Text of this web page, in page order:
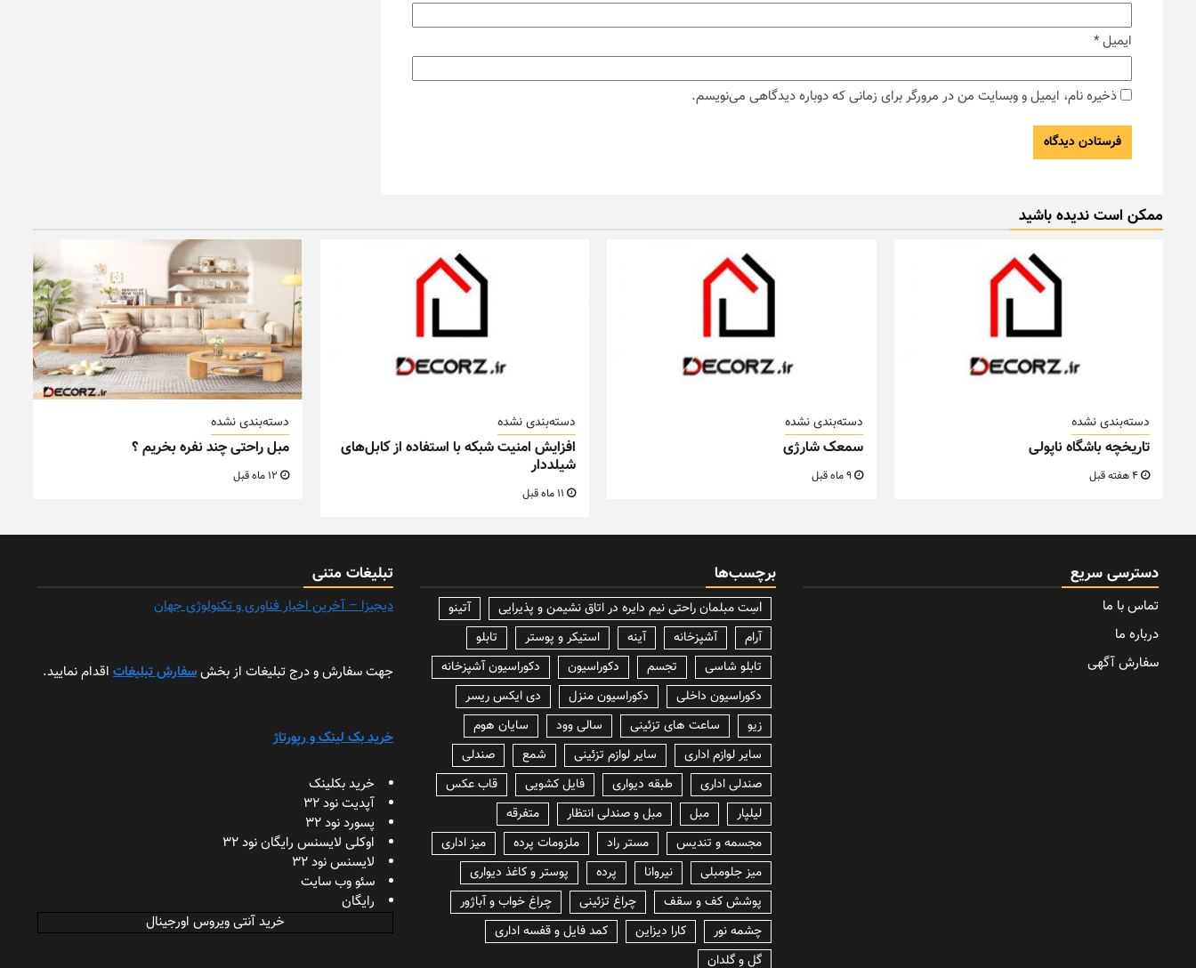
ایمیل*
ذخیره نام، ایمیل و وبسایت من در مرورگر برای زمانی که دوباره دیدگاهی می‌نویسم.
ممکن است ندیده باشید
دسته‌بندی نشده
تاریخچه باشگاه ناپولی
دسته‌بندی نشده
سمعک شارژی
9 ماه قبل
دسته‌بندی نشده
افزایش امنیت شبکه با استفاده از کابل‌های
شیلددار
دسته‌بندی نشده
مبل راحتی چند نفره بخریم ؟
دسترسی سریع
تماس با ما
درباره ما
سفارش آگهی
برچسب‌ها
lسِت مبلمان راحتی نیم دایره در اتاق نشیمن و پذیرایی
آتینو
آرام
آشپزخانه آینه استیکر و پوستر
تابلو
تابلو شاسی
تجسم دکوراسیون
دکوراسیون آشپزخانه
دکوراسیون داخلی
دکوراسیون منزل
دی ایکس ریسر
زیو
ساعت های تزئینی سالی وود
سایان هوم
سایر لوازم اداری
سایر لوازم تزئینی شمع
صندلی
صندلی اداری
طبقه دیواری فایل کشویی
قاب عکس
لیلپار
مبل مبل و صندلی انتظار
متفرقه
مجسمه و تندیس
مستر راد ملزومات پرده
میز اداری
میز جلومبلی
نیروانا پرده
پوستر و کاغذ دیواری
پوشش کف و سقف
چراغ تزئینی
چراغ خواب و آباژور
چشمه نور
کارا دیزاین
کمد فایل و قفسه اداری
گل و گلدان
تبلیغات متنی
دیجیزا – آخرین اخبار فناوری و تکنولوژی جهان
جهت سفارش و درج تبلیغات از بخشسفارش تبلیغات اقدام نمایید.
خرید بک لینک و رپورتاژ
خرید بکلینک
آپدیت نود 32
پسورد نود 32
اوکلی لایسنس رایگان نود 32
لایسنس نود 32
سئو وب سایت
رایگان
خرید آنتی ویروس اورجینال